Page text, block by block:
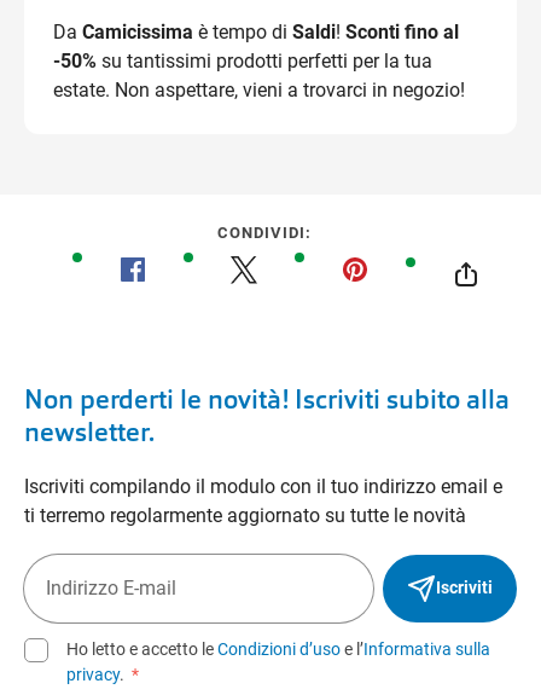
Da Camicissima è tempo di Saldi! Sconti fino al
-50% su tantissimi prodotti perfetti per la tua
estate. Non aspettare, vieni a trovarci in negozio!
CONDIVIDI:
Non perderti le novità! Iscriviti subito alla
newsletter.
Iscriviti compilando il modulo con il tuo indirizzo email e
ti terremo regolarmente aggiornato su tutte le novità
Iscriviti
Ho letto e accetto leCondizioni d’usoe l’Informativa sulla
privacy. *